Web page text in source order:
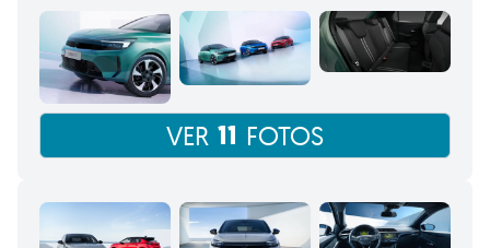
VER 11 FOTOS